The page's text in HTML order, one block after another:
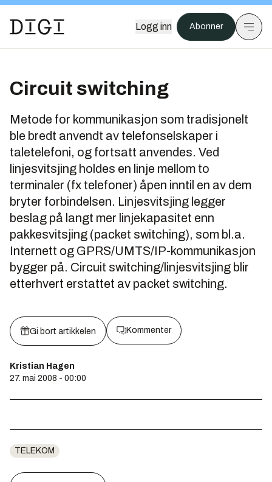
Logg inn Abonner
Circuit switching
Metode for kommunikasjon som tradisjonelt
ble bredt anvendt av telefonselskaper i
taletelefoni, og fortsatt anvendes. Ved
linjesvitsjing holdes en linje mellom to
terminaler (fx telefoner) åpen inntil en av dem
bryter forbindelsen. Linjesvitsjing legger
beslag på langt mer linjekapasitet enn
pakkesvitsjing (packet switching), som bl.a.
Internett og GPRS/UMTS/IP-kommunikasjon
bygger på. Circuit switching/linjesvitsjing blir
etterhvert erstattet av packet switching.
Gi bort artikkelen Kommenter
Kristian Hagen
27. mai 2008 - 00:00
TELEKOM